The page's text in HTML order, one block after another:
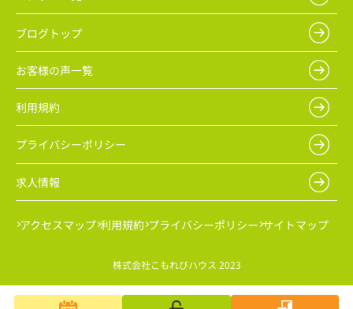
ブログトップ
お客様の声一覧
利用規約
プライバシーポリシー
求人情報
アクセスマップ 利用規約 プライバシーポリシー サイトマップ
株式会社こもれびハウス 2023